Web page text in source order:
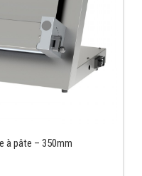
à pâte – 350mm